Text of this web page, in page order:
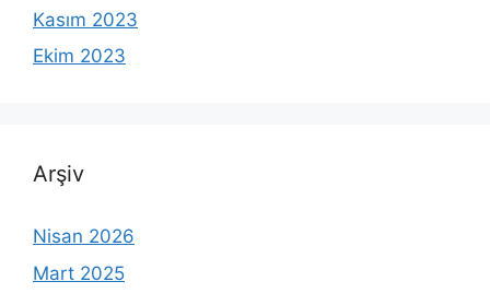
Kasım 2023
Ekim 2023
Arşiv
Nisan 2026
Mart 2025